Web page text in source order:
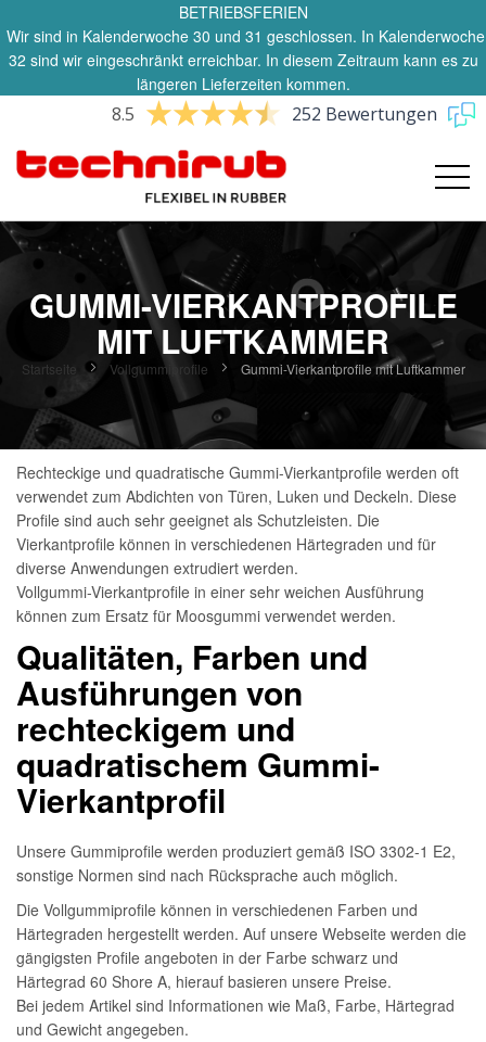
BETRIEBSFERIEN
Wir sind in Kalenderwoche 30 und 31 geschlossen. In Kalenderwoche
32 sind wir eingeschränkt erreichbar. In diesem Zeitraum kann es zu
längeren Lieferzeiten kommen.
8.5 252 Bewertungen
GUMMI-VIERKANTPROFILE
MIT LUFTKAMMER
Startseite Vollgummiprofile Gummi-Vierkantprofile mit Luftkammer
Rechteckige und quadratische Gummi-Vierkantprofile werden oft
verwendet zum Abdichten von Türen, Luken und Deckeln. Diese
Profile sind auch sehr geeignet als Schutzleisten. Die
Vierkantprofile können in verschiedenen Härtegraden und für
diverse Anwendungen extrudiert werden.
Vollgummi-Vierkantprofile in einer sehr weichen Ausführung
können zum Ersatz für Moosgummi verwendet werden.
Qualitäten, Farben und
Ausführungen von
rechteckigem und
quadratischem Gummi-
Vierkantprofil
Unsere Gummiprofile werden produziert gemäß ISO 3302-1 E2,
sonstige Normen sind nach Rücksprache auch möglich.
Die Vollgummiprofile können in verschiedenen Farben und
Härtegraden hergestellt werden. Auf unsere Webseite werden die
gängigsten Profile angeboten in der Farbe schwarz und
Härtegrad 60 Shore A, hierauf basieren unsere Preise.
Bei jedem Artikel sind Informationen wie Maß, Farbe, Härtegrad
und Gewicht angegeben.